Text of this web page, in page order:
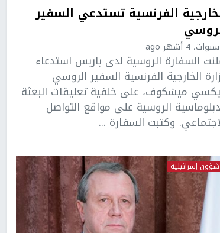
الفرنسية تستدعي السفير
السفارة الروسية لدى باريس استدعاء
الخارجية الفرنسية السفير الروسي
ميشكوف، على خلفية تعليقات البعثة
الروسية على مواقع التواصل
وكتبت السفارة ...
شؤون إسرائيلية